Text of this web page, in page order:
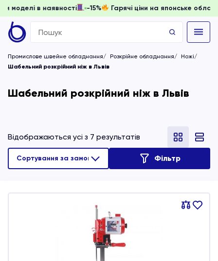
доки моделі в наявності -15% Гарячі ціни на японське
Search
for:
Промислове швейне обладнання Розкрійне обладнання
Ножі
Шабельний розкрійний ніж в Львів
Шабельний розкрійний ніж в Львів
Відображаються усі з 7 результатів
Фільтр
Порівняти
В